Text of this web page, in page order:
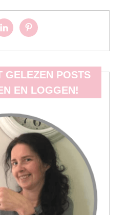
GELEZEN POSTS
EN LOGGEN!